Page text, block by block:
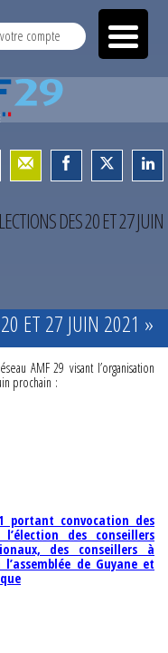
compte
DES 20 ET 27 JUIN
20 ET 27 JUIN 2021 »
AMF 29 visant l’organisation
prochain :
portant convocation des
des conseillers
des conseillers à
de Guyane et